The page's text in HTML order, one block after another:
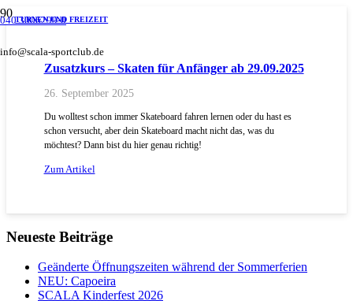
040 3006299-0
info@scala-sportclub.de
TURNEN UND FREIZEIT
Zusatzkurs – Skaten für Anfänger ab 29.09.2025
26. September 2025
Du wolltest schon immer Skateboard fahren lernen oder du hast es
schon versucht, aber dein Skateboard macht nicht das, was du
möchtest? Dann bist du hier genau richtig!
Zum Artikel
Neueste Beiträge
Geänderte Öffnungszeiten während der Sommerferien
NEU: Capoeira
SCALA Kinderfest 2026